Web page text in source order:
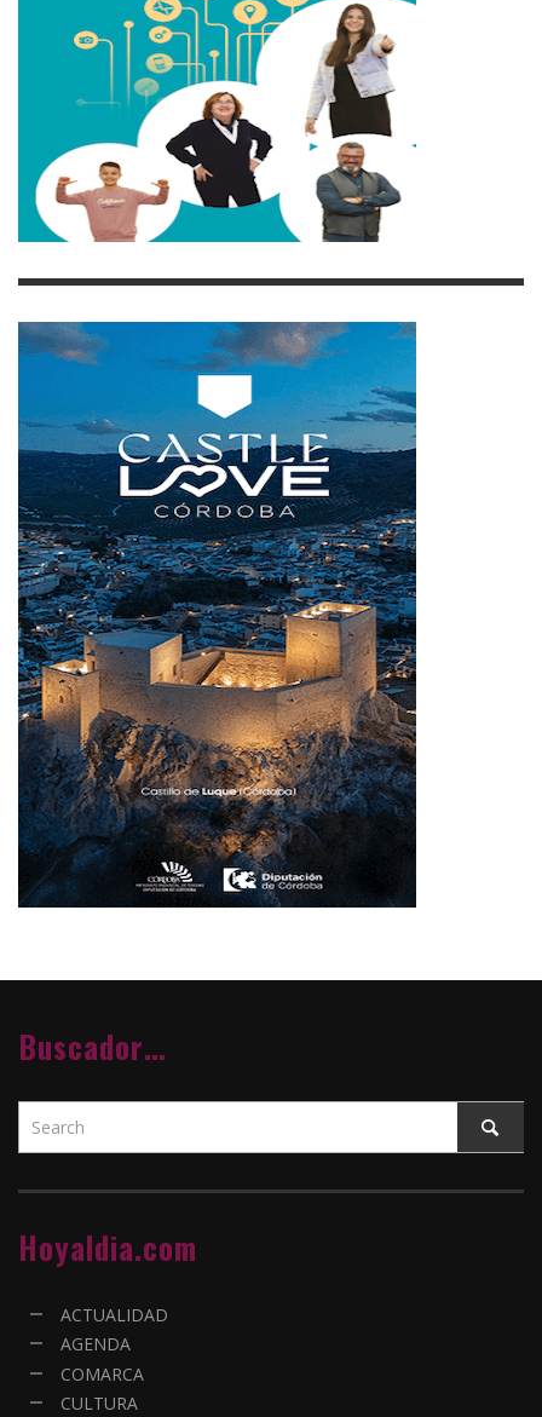
Buscador…
Hoyaldia.com
ACTUALIDAD
AGENDA
COMARCA
CULTURA